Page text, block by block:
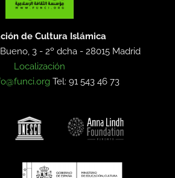
de Cultura Islámica
3 - 2º dcha -28015 Madrid
Localización
Tel: 91 543 46 73